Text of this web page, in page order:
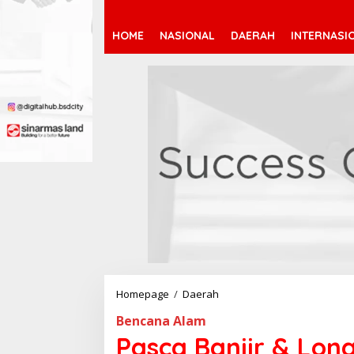
HOME NASIONAL DAERAH
Homepage / Daerah
a
Bencana Alam
Pasca Banjir &